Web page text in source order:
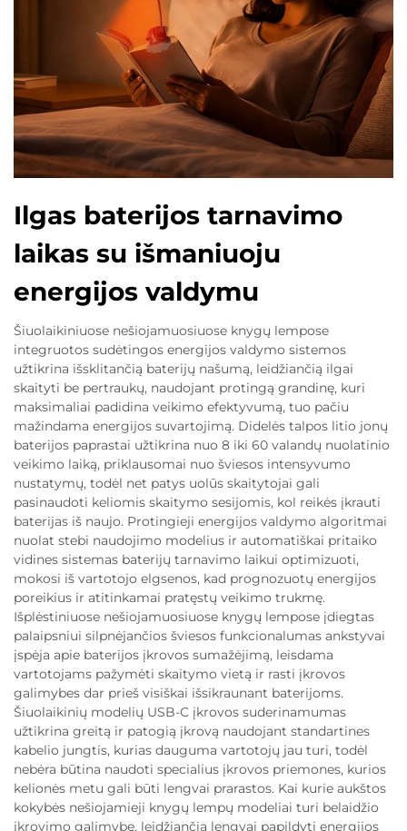
Ilgas baterijos tarnavimo
laikas su išmaniuoju
energijos valdymu
Šiuolaikiniuose nešiojamuosiuose knygų lempose
integruotos sudėtingos energijos valdymo sistemos
užtikrina išsklitančią baterijų našumą, leidžiančią ilgai
skaityti be pertraukų, naudojant protingą grandinę, kuri
maksimaliai padidina veikimo efektyvumą, tuo pačiu
mažindama energijos suvartojimą. Didelės talpos litio jonų
baterijos paprastai užtikrina nuo 8 iki 60 valandų nuolatinio
veikimo laiką, priklausomai nuo šviesos intensyvumo
nustatymų, todėl net patys uolūs skaitytojai gali
pasinaudoti keliomis skaitymo sesijomis, kol reikės įkrauti
baterijas iš naujo. Protingieji energijos valdymo algoritmai
nuolat stebi naudojimo modelius ir automatiškai pritaiko
vidines sistemas baterijų tarnavimo laikui optimizuoti,
mokosi iš vartotojo elgsenos, kad prognozuotų energijos
poreikius ir atitinkamai pratęstų veikimo trukmę.
Išplėstiniuose nešiojamuosiuose knygų lempose įdiegtas
palaipsniui silpnėjančios šviesos funkcionalumas ankstyvai
įspėja apie baterijos įkrovos sumažėjimą, leisdama
vartotojams pažymėti skaitymo vietą ir rasti įkrovos
galimybes dar prieš visiškai išsikraunant baterijoms.
Šiuolaikinių modelių USB-C įkrovos suderinamumas
užtikrina greitą ir patogią įkrovą naudojant standartines
kabelio jungtis, kurias dauguma vartotojų jau turi, todėl
nebėra būtina naudoti specialius įkrovos priemones, kurios
kelionės metu gali būti lengvai prarastos. Kai kurie aukštos
kokybės nešiojamieji knygų lempų modeliai turi belaidžio
įkrovimo galimybę, leidžiančią lengvai papildyti energijos